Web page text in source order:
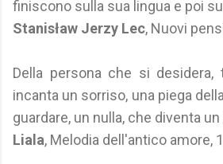
finiscono sulla sua lingua e poi
Stanisław Jerzy Lec, Nuovi
Della persona che si
incanta un sorriso, una piega
guardare, un nulla, che diventa
Liala, Melodia dell'antico amore,